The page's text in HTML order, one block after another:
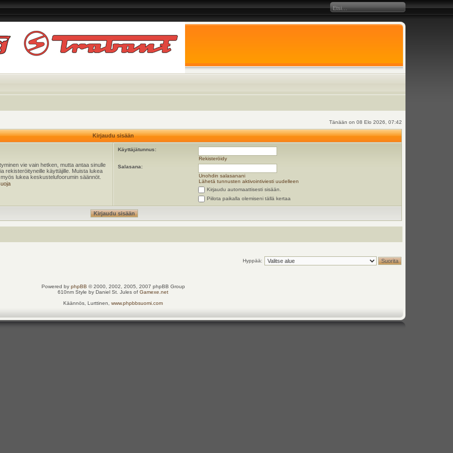
Tänään on 08 Elo 2026, 07:42
Kirjaudu sisään
vie vain hetken, mutta antaa sinulle
rekisteröityneille käyttäjille. Muista lukea
lukea keskustelufoorumin säännöt.
Käyttäjätunnus:
Rekisteröidy
Salasana:
Unohdin salasanani
Lähetä tunnusten aktivointiviesti uudelleen
Kirjaudu automaattisesti sisään.
Piilota paikalla olemiseni tällä kertaa
Hyppää:
Powered by phpBB © 2000, 2002, 2005, 2007 phpBB Group
610nm Style by Daniel St. Jules ofGamexe.net
Käännös, Lurttinen,www.phpbbsuomi.com